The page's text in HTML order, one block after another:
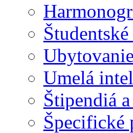
Ubytovanie
Umelá
Štipendiá
Špecifické